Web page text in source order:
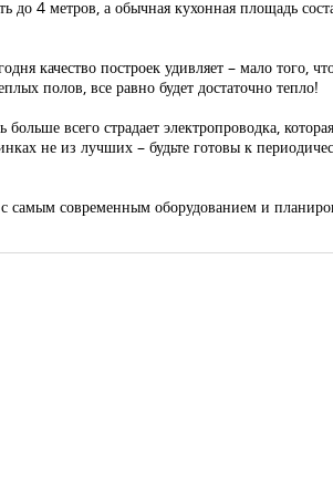
до 4 метров, а обычная кухонная площадь
качество построек удивляет – мало того,
полов, все равно будет достаточно тепло!
всего страдает электропроводка,
не из лучших – будьте готовы к
самым современным оборудованием и